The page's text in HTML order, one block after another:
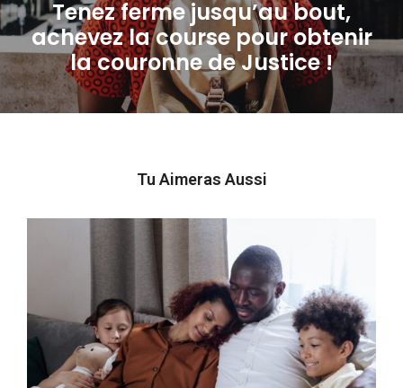
Next
post:
Tenez ferme jusqu’au bout,
achevez la course pour obtenir
la couronne de Justice !
Tu Aimeras Aussi